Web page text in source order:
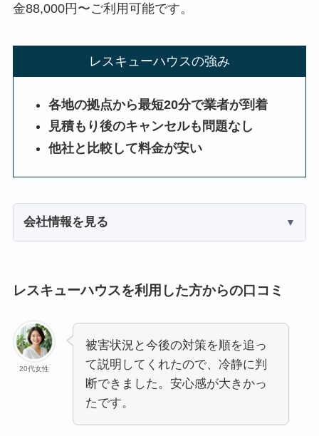
金88,000円〜ご利用可能です。
レスキューハウスの強み
各地の拠点から最短20分で業者が到着
見積もり後のキャンセルも問題なし
他社と比較して料金が安い
会社情報を見る
レスキューハウスを利用した方からの口コミ
20代女性
被害状況と今後の対策を順を追っ
て説明してくれたので、冷静に判
断できました。安心感が大きかっ
たです。